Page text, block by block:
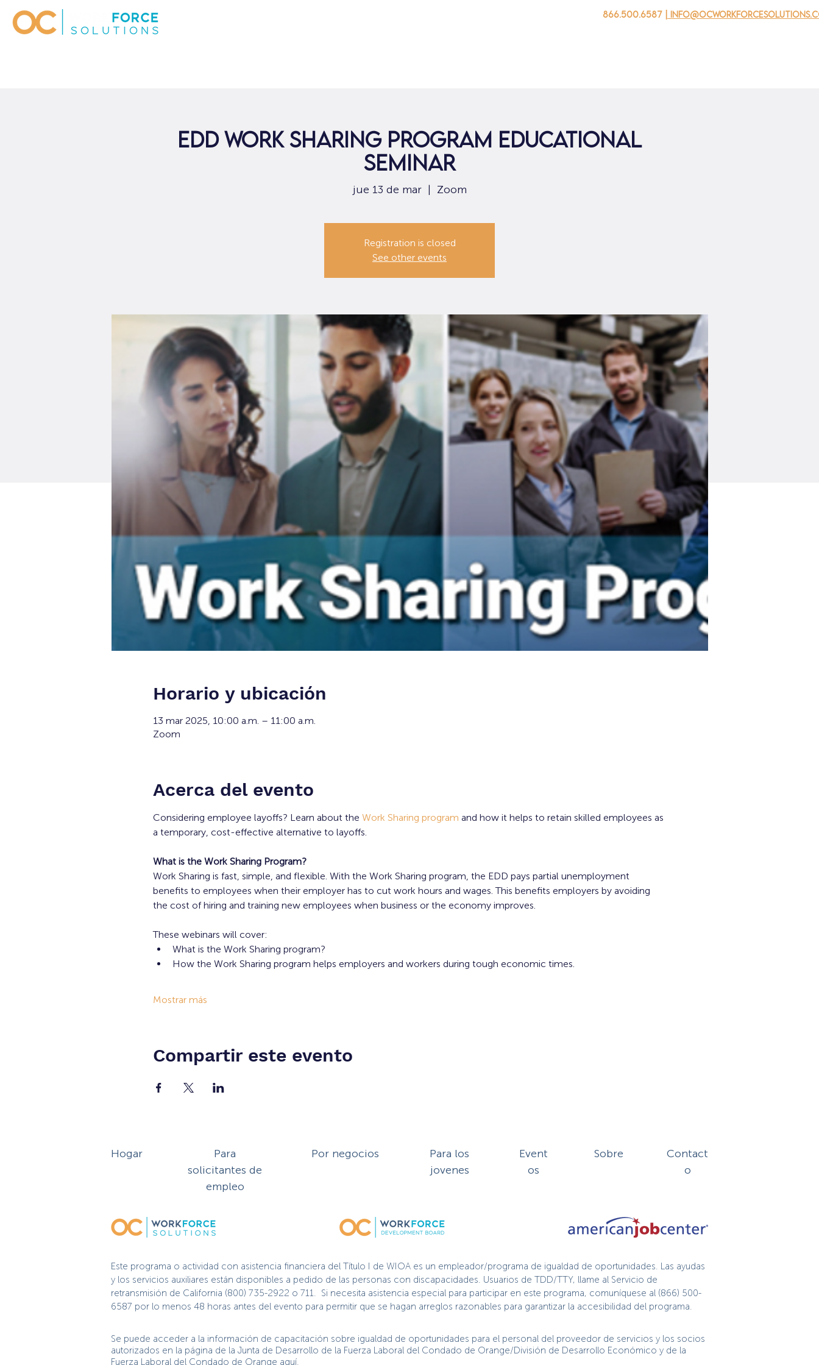
866.500.6587 |
EDD Work Sharing Program Educational
Seminar
jue 13 de mar
  |
Zoom
Registration is closed
See other events
Horario y ubicación
13 mar 2025, 10:00 a.m. – 11:00 a.m.
Zoom
Acerca del evento
Considering employee layoffs? Learn about the Work Sharing program and how it helps to retain skilled employees as
a temporary, cost-effective alternative to layoffs.
What is the Work Sharing Program?
Work Sharing is fast, simple, and flexible. With the Work Sharing program, the EDD pays partial unemployment
benefits to employees when their employer has to cut work hours and wages. This benefits employers by avoiding
the cost of hiring and training new employees when business or the economy improves.
These webinars will cover:
What is the Work Sharing program?
How the Work Sharing program helps employers and workers during tough economic times.
Mostrar más
Compartir este evento
Hogar
Para
solicitantes de
empleo
Por negocios
Para los
jovenes
Event
os
Sobre
Contact
o
Este programa o actividad con asistencia financiera del Título I de WIOA es un empleador/programa de igualdad de oportunidades. Las ayudas
y los servicios auxiliares están disponibles a pedido de las personas con discapacidades. Usuarios de TDD/TTY, llame al Servicio de
retransmisión de California (800) 735-2922 o 711. Si necesita asistencia especial para participar en este programa, comuníquese al (866) 500-
6587 por lo menos 48 horas antes del evento para permitir que se hagan arreglos razonables para garantizar la accesibilidad del programa.
Se puede acceder a la información de capacitación sobre igualdad de oportunidades para el personal del proveedor de servicios y los socios
autorizados en la página de la Junta de Desarrollo de la Fuerza Laboral del Condado de Orange/División de Desarrollo Económico y de la
Fuerza Laboral del Condado de Orange aquí.